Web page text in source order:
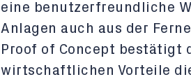
eine benutzerfreundliche
Anlagen auch aus der
Proof of Concept bestätigt
wirtschaftlichen Vorteile